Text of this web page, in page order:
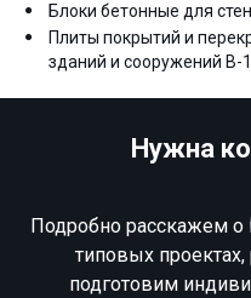
Блоки бетонные для
Плиты покрытий и
зданий и сооружений В-
Нужна
Подробно расскажем о
типовых проектах,
подготовим